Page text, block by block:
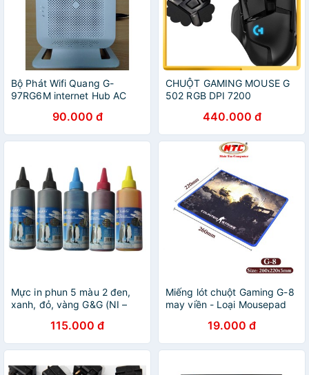
Bộ Phát Wifi Quang G-
97RG6M internet Hub AC
Gigabit G-97RG6M Chính
Hãng (Cũ)
90.000 đ
CHUỘT GAMING MOUSE G
502 RGB DPI 7200
440.000 đ
Mực in phun 5 màu 2 đen,
xanh, đỏ, vàng G&G (NI –
máy Canon 6560, 6870,
6770, 7270
115.000 đ
Miếng lót chuột Gaming G-8
may viền - Loại Mousepad
19.000 đ